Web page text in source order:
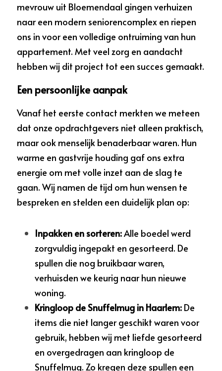
mevrouw uit Bloemendaal gingen verhuizen
naar een modern seniorencomplex en riepen
ons in voor een volledige ontruiming van hun
appartement. Met veel zorg en aandacht
hebben wij dit project tot een succes gemaakt.
Een persoonlijke aanpak
Vanaf het eerste contact merkten we meteen
dat onze opdrachtgevers niet alleen praktisch,
maar ook menselijk benaderbaar waren. Hun
warme en gastvrije houding gaf ons extra
energie om met volle inzet aan de slag te
gaan. Wij namen de tijd om hun wensen te
bespreken en stelden een duidelijk plan op:
Inpakken en sorteren:Alle boedel werd
zorgvuldig ingepakt en gesorteerd. De
spullen die nog bruikbaar waren,
verhuisden we keurig naar hun nieuwe
woning.
Kringloop de Snuffelmug in Haarlem: De
items die niet langer geschikt waren voor
gebruik, hebben wij met liefde gesorteerd
en overgedragen aan kringloop de
Snuffelmug. Zo kregen deze spullen een